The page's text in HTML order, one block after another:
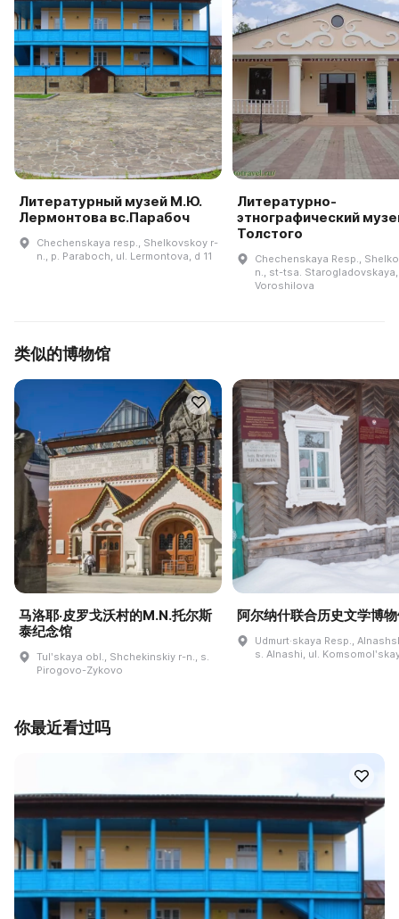
Литературный музей М.Ю.
Лермонтова вс.Парабоч
Chechenskaya resp., Shelkovskoy r-
n., p. Paraboch, ul. Lermontova, d 11
Литературно-
этнографический
Толстого
Chechenskaya Resp.,
n., st-tsa.
Voroshilova
类似的博物馆
马洛耶·皮罗戈沃村的M.N.托尔斯
泰纪念馆
Tulʹskaya obl., Shchekinskiy r-n., s.
Pirogovo-Zykovo
阿尔纳什联合历史文学博
Udmurt·skaya Resp.,
s. Alnashi, ul.
你最近看过吗